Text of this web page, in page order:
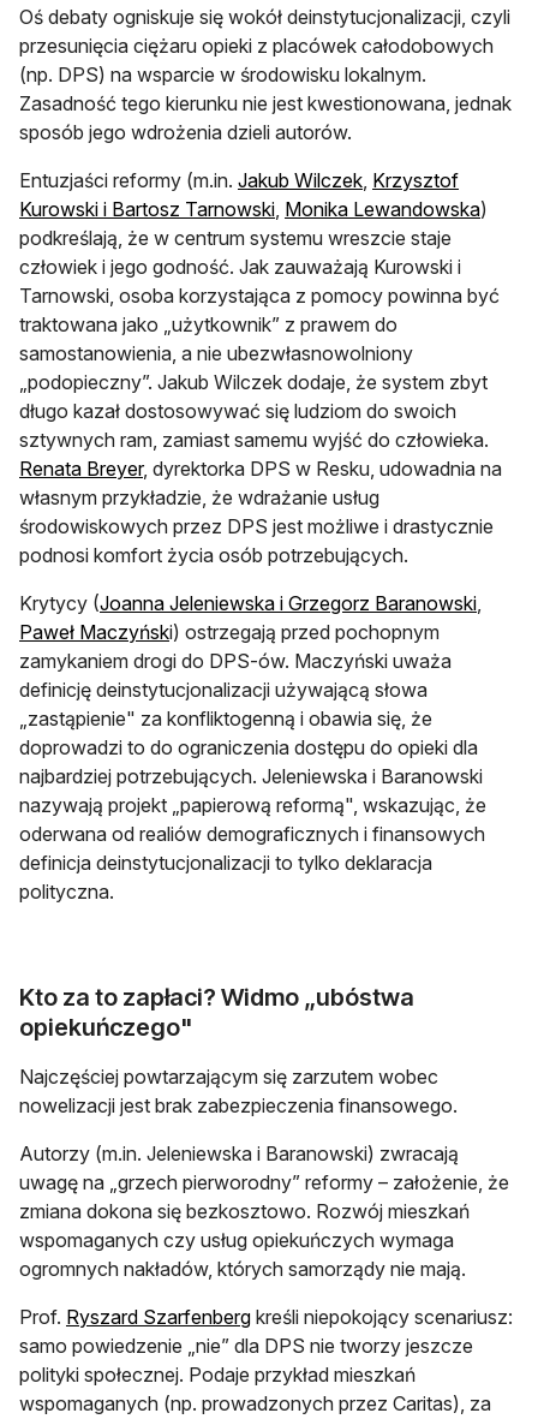
Oś debaty ogniskuje się wokół deinstytucjonalizacji, czyli
przesunięcia ciężaru opieki z placówek całodobowych
(np. DPS) na wsparcie w środowisku lokalnym.
Zasadność tego kierunku nie jest kwestionowana, jednak
sposób jego wdrożenia dzieli autorów.
Entuzjaści reformy (m.in. Jakub Wilczek, Krzysztof
Kurowski i Bartosz Tarnowski, Monika Lewandowska)
podkreślają, że w centrum systemu wreszcie staje
człowiek i jego godność. Jak zauważają Kurowski i
Tarnowski, osoba korzystająca z pomocy powinna być
traktowana jako „użytkownik” z prawem do
samostanowienia, a nie ubezwłasnowolniony
„podopieczny”. Jakub Wilczek dodaje, że system zbyt
długo kazał dostosowywać się ludziom do swoich
sztywnych ram, zamiast samemu wyjść do człowieka.
Renata Breyer, dyrektorka DPS w Resku, udowadnia na
własnym przykładzie, że wdrażanie usług
środowiskowych przez DPS jest możliwe i drastycznie
podnosi komfort życia osób potrzebujących.
Krytycy (Joanna Jeleniewska i Grzegorz Baranowski,
Paweł Maczyński) ostrzegają przed pochopnym
zamykaniem drogi do DPS-ów. Maczyński uważa
definicję deinstytucjonalizacji używającą słowa
„zastąpienie" za konfliktogenną i obawia się, że
doprowadzi to do ograniczenia dostępu do opieki dla
najbardziej potrzebujących. Jeleniewska i Baranowski
nazywają projekt „papierową reformą", wskazując, że
oderwana od realiów demograficznych i finansowych
definicja deinstytucjonalizacji to tylko deklaracja
polityczna.
Kto za to zapłaci? Widmo „ubóstwa
opiekuńczego"
Najczęściej powtarzającym się zarzutem wobec
nowelizacji jest brak zabezpieczenia finansowego.
Autorzy (m.in. Jeleniewska i Baranowski) zwracają
uwagę na „grzech pierworodny” reformy – założenie, że
zmiana dokona się bezkosztowo. Rozwój mieszkań
wspomaganych czy usług opiekuńczych wymaga
ogromnych nakładów, których samorządy nie mają.
Prof. Ryszard Szarfenberg kreśli niepokojący scenariusz:
samo powiedzenie „nie” dla DPS nie tworzy jeszcze
polityki społecznej. Podaje przykład mieszkań
wspomaganych (np. prowadzonych przez Caritas), za